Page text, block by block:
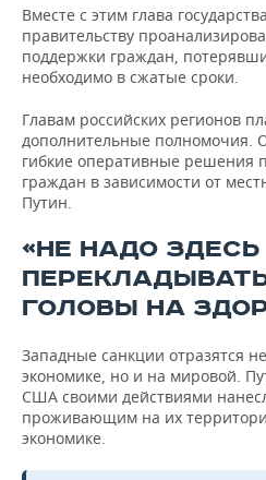
Вместе с этим глава
правительству
поддержки граждан,
необходимо в сжатые сроки.
Главам российских регионов
дополнительные полномочия.
гибкие оперативные решения
граждан в зависимости от
Путин.
«НЕ НАДО ЗДЕСЬ
ГОЛОВЫ НА
Западные санкции отразятся
экономике, но и на мировой.
США своими действиями
проживающим на их
экономике.